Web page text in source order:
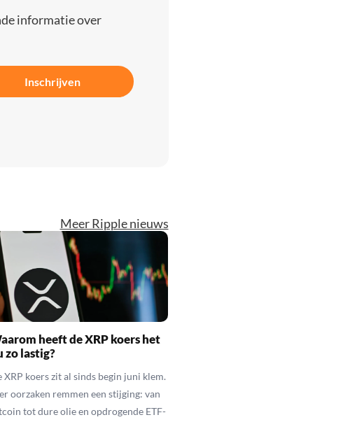
informatie over
Inschrijven
Meer Ripple nieuws
heeft de XRP koers het
zo lastig?
XRP koers zit al sinds begin juni klem.
oorzaken remmen een stijging: van
tot dure olie en opdrogende ETF-